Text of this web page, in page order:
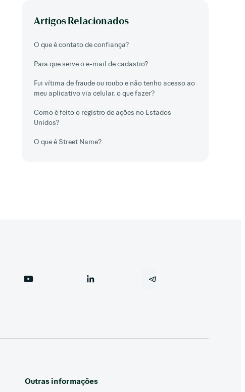
Artigos Relacionados
O que é contato de confiança?
Para que serve o e-mail de cadastro?
Fui vítima de fraude ou roubo e não tenho acesso ao
meu aplicativo via celular, o que fazer?
Como é feito o registro de ações no Estados
Unidos?
O que é Street Name?
Outras informações